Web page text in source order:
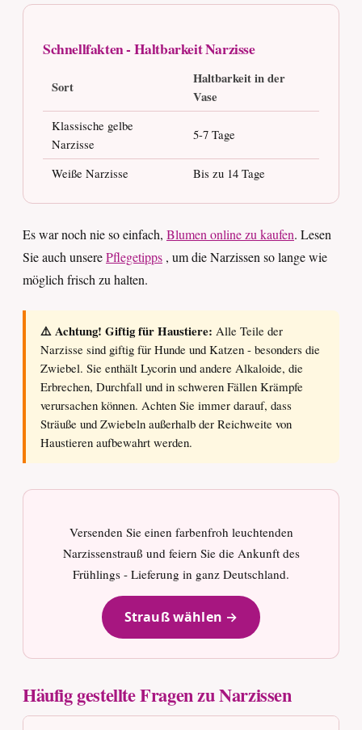
Schnellfakten - Haltbarkeit Narzisse
Sort
Haltbarkeit in der
Vase
Klassische gelbe
Narzisse
5-7 Tage
Weiße Narzisse Bis zu 14 Tage
Es war noch nie so einfach, Blumen online zu kaufen. Lesen
Sie auch unserePflegetipps , um die Narzissen so lange wie
möglich frisch zu halten.
⚠️ Achtung! Giftig für Haustiere: Alle Teile der
Narzisse sind giftig für Hunde und Katzen - besonders die
Zwiebel. Sie enthält Lycorin und andere Alkaloide, die
Erbrechen, Durchfall und in schweren Fällen Krämpfe
verursachen können. Achten Sie immer darauf, dass
Sträuße und Zwiebeln außerhalb der Reichweite von
Haustieren aufbewahrt werden.
Versenden Sie einen farbenfroh leuchtenden
Narzissenstrauß und feiern Sie die Ankunft des
Frühlings - Lieferung in ganz Deutschland.
Strauß wählen →
Häufig gestellte Fragen zu Narzissen